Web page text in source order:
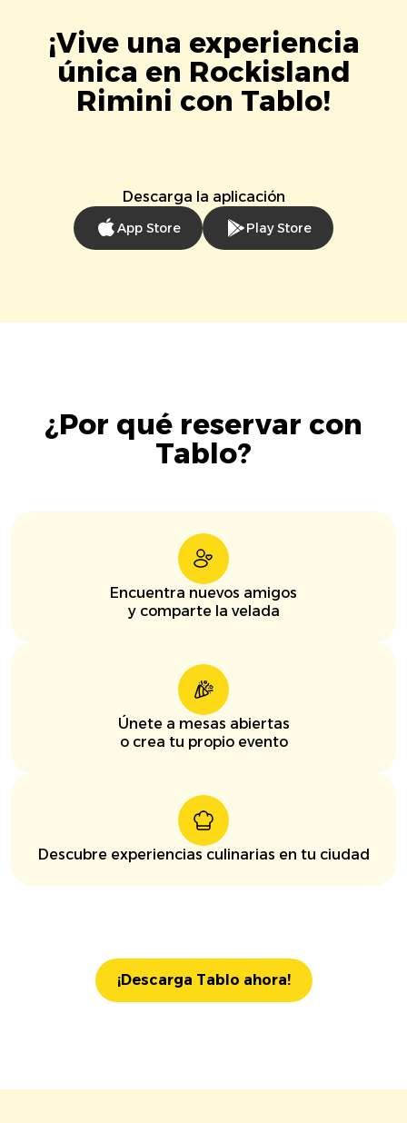
¡Vive una experiencia
única en Rockisland
Rimini con Tablo!
Descarga la aplicación
App Store Play Store
¿Por qué reservar con
Tablo?
Encuentra nuevos amigos
y comparte la velada
Únete a mesas abiertas
o crea tu propio evento
Descubre experiencias culinarias en tu ciudad
¡Descarga Tablo ahora!